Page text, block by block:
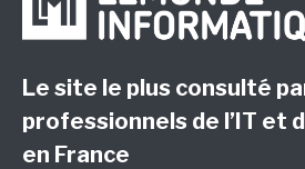
Le site le plus consulté
professionnels de l’IT et
en France